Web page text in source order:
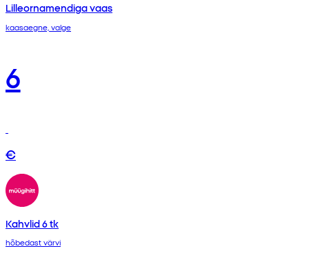
Lilleornamendiga vaas
kaasaegne, valge
6
€
Kahvlid 6 tk
hõbedast värvi